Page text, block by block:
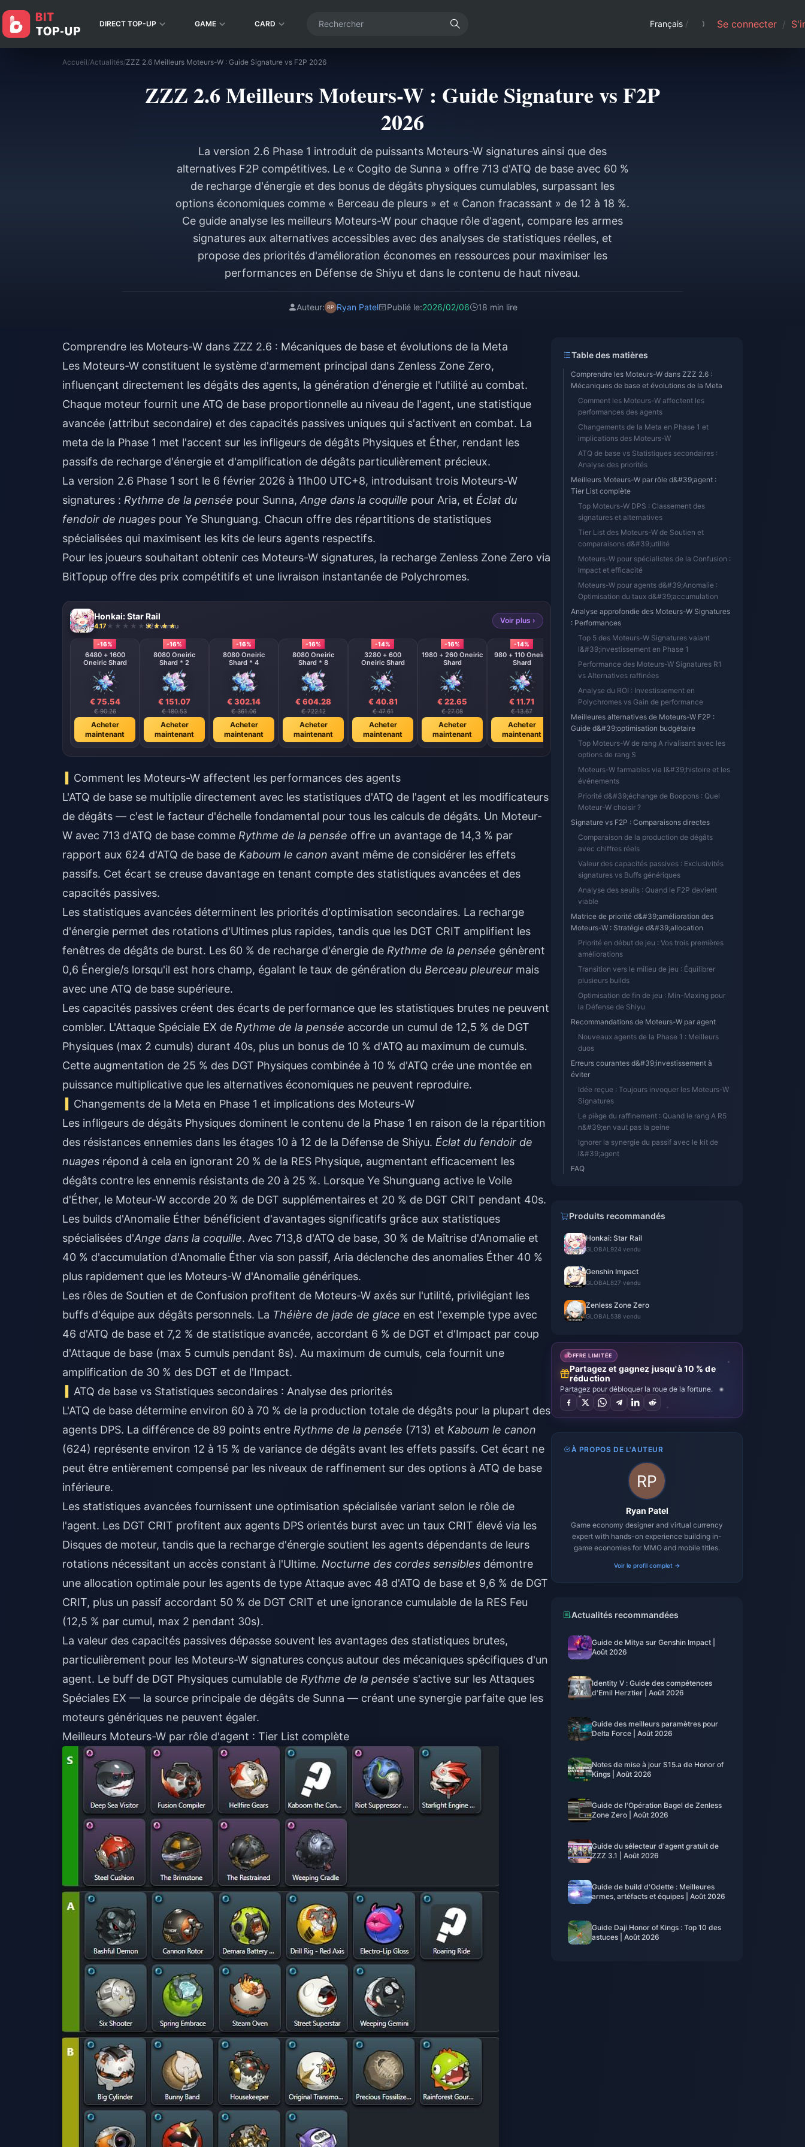
DIRECT TOP-UP GAME CARD Français / Se connecter /
Accueil/Actualités/ZZZ 2.6 Meilleurs Moteurs-W : Guide Signature vs F2P 2026
ZZZ 2.6 Meilleurs Moteurs-W : Guide Signature vs F2P
2026
La version 2.6 Phase 1 introduit de puissants Moteurs-W signatures ainsi que des
alternatives F2P compétitives. Le « Cogito de Sunna » offre 713 d'ATQ de base avec 60 %
de recharge d'énergie et des bonus de dégâts physiques cumulables, surpassant les
options économiques comme « Berceau de pleurs » et « Canon fracassant » de 12 à 18 %.
Ce guide analyse les meilleurs Moteurs-W pour chaque rôle d'agent, compare les armes
signatures aux alternatives accessibles avec des analyses de statistiques réelles, et
propose des priorités d'amélioration économes en ressources pour maximiser les
performances en Défense de Shiyu et dans le contenu de haut niveau.
Auteur: Ryan Patel Publié le:2026/02/06 18 min lire
Comprendre les Moteurs-W dans ZZZ 2.6 : Mécaniques de base et évolutions de la Meta
Les Moteurs-W constituent le système d'armement principal dans Zenless Zone Zero,
influençant directement les dégâts des agents, la génération d'énergie et l'utilité au combat.
Chaque moteur fournit une ATQ de base proportionnelle au niveau de l'agent, une statistique
avancée (attribut secondaire) et des capacités passives uniques qui s'activent en combat. La
meta de la Phase 1 met l'accent sur les infligeurs de dégâts Physiques et Éther, rendant les
passifs de recharge d'énergie et d'amplification de dégâts particulièrement précieux.
La version 2.6 Phase 1 sort le 6 février 2026 à 11h00 UTC+8, introduisant trois Moteurs-W
signatures : Rythme de la pensée pour Sunna, Ange dans la coquille pour Aria, et Éclat du
fendoir de nuages pour Ye Shunguang. Chacun offre des répartitions de statistiques
spécialisées qui maximisent les kits de leurs agents respectifs.
Pour les joueurs souhaitant obtenir ces Moteurs-W signatures, la recharge Zenless Zone Zero via
BitTopup offre des prix compétitifs et une livraison instantanée de Polychromes.
Honkai: Star Rail
4.17 924 vendu
Voir plus ›
-16%
6480 + 1600
Oneiric Shard
€ 75.54
€ 90.26
Acheter
maintenant
-16%
8080 Oneiric
Shard * 2
€ 151.07
€ 180.53
Acheter
maintenant
-16%
8080 Oneiric
Shard * 4
€ 302.14
€ 361.06
Acheter
maintenant
-16%
8080 Oneiric
Shard * 8
€ 604.28
€ 722.12
Acheter
maintenant
-14%
3280 + 600
Oneiric Shard
€ 40.81
€ 47.61
Acheter
maintenant
-16%
1980 + 260 Oneiric
Shard
€ 22.65
€ 27.08
Acheter
maintenant
-14%
980 + 110 Oneiric
Shard
€ 11.71
€ 13.67
Acheter
maintenant
-17%
Express Supply
Pass
€ 3.76
Acheter
-17%
Shard
€ 3.77
Acheter
maintenant
Comment les Moteurs-W affectent les performances des agents
L'ATQ de base se multiplie directement avec les statistiques d'ATQ de l'agent et les modificateurs
de dégâts — c'est le facteur d'échelle fondamental pour tous les calculs de dégâts. Un Moteur-
W avec 713 d'ATQ de base comme Rythme de la pensée offre un avantage de 14,3 % par
rapport aux 624 d'ATQ de base de Kaboum le canon avant même de considérer les effets
passifs. Cet écart se creuse davantage en tenant compte des statistiques avancées et des
capacités passives.
Les statistiques avancées déterminent les priorités d'optimisation secondaires. La recharge
d'énergie permet des rotations d'Ultimes plus rapides, tandis que les DGT CRIT amplifient les
fenêtres de dégâts de burst. Les 60 % de recharge d'énergie de Rythme de la pensée génèrent
0,6 Énergie/s lorsqu'il est hors champ, égalant le taux de génération du Berceau pleureur mais
avec une ATQ de base supérieure.
Les capacités passives créent des écarts de performance que les statistiques brutes ne peuvent
combler. L'Attaque Spéciale EX de Rythme de la pensée accorde un cumul de 12,5 % de DGT
Physiques (max 2 cumuls) durant 40s, plus un bonus de 10 % d'ATQ au maximum de cumuls.
Cette augmentation de 25 % des DGT Physiques combinée à 10 % d'ATQ crée une montée en
puissance multiplicative que les alternatives économiques ne peuvent reproduire.
Changements de la Meta en Phase 1 et implications des Moteurs-W
Les infligeurs de dégâts Physiques dominent le contenu de la Phase 1 en raison de la répartition
des résistances ennemies dans les étages 10 à 12 de la Défense de Shiyu. Éclat du fendoir de
nuages répond à cela en ignorant 20 % de la RES Physique, augmentant efficacement les
dégâts contre les ennemis résistants de 20 à 25 %. Lorsque Ye Shunguang active le Voile
d'Éther, le Moteur-W accorde 20 % de DGT supplémentaires et 20 % de DGT CRIT pendant 40s.
Les builds d'Anomalie Éther bénéficient d'avantages significatifs grâce aux statistiques
spécialisées d'Ange dans la coquille. Avec 713,8 d'ATQ de base, 30 % de Maîtrise d'Anomalie et
40 % d'accumulation d'Anomalie Éther via son passif, Aria déclenche des anomalies Éther 40 %
plus rapidement que les Moteurs-W d'Anomalie génériques.
Les rôles de Soutien et de Confusion profitent de Moteurs-W axés sur l'utilité, privilégiant les
buffs d'équipe aux dégâts personnels. La Théière de jade de glace en est l'exemple type avec
46 d'ATQ de base et 7,2 % de statistique avancée, accordant 6 % de DGT et d'Impact par coup
d'Attaque de base (max 5 cumuls pendant 8s). Au maximum de cumuls, cela fournit une
amplification de 30 % des DGT et de l'Impact.
ATQ de base vs Statistiques secondaires : Analyse des priorités
L'ATQ de base détermine environ 60 à 70 % de la production totale de dégâts pour la plupart des
agents DPS. La différence de 89 points entre Rythme de la pensée (713) et Kaboum le canon
(624) représente environ 12 à 15 % de variance de dégâts avant les effets passifs. Cet écart ne
peut être entièrement compensé par les niveaux de raffinement sur des options à ATQ de base
inférieure.
Les statistiques avancées fournissent une optimisation spécialisée variant selon le rôle de
l'agent. Les DGT CRIT profitent aux agents DPS orientés burst avec un taux CRIT élevé via les
Disques de moteur, tandis que la recharge d'énergie soutient les agents dépendants de leurs
rotations nécessitant un accès constant à l'Ultime. Nocturne des cordes sensibles démontre
une allocation optimale pour les agents de type Attaque avec 48 d'ATQ de base et 9,6 % de DGT
CRIT, plus un passif accordant 50 % de DGT CRIT et une ignorance cumulable de la RES Feu
(12,5 % par cumul, max 2 pendant 30s).
La valeur des capacités passives dépasse souvent les avantages des statistiques brutes,
particulièrement pour les Moteurs-W signatures conçus autour des mécaniques spécifiques d'un
agent. Le buff de DGT Physiques cumulable de Rythme de la pensée s'active sur les Attaques
Spéciales EX — la source principale de dégâts de Sunna — créant une synergie parfaite que les
moteurs génériques ne peuvent égaler.
Meilleurs Moteurs-W par rôle d'agent : Tier List complète
Table des matières
Comprendre les Moteurs-W dans ZZZ 2.6 :
Mécaniques de base et évolutions de la Meta
Comment les Moteurs-W affectent les
performances des agents
Changements de la Meta en Phase 1 et
implications des Moteurs-W
ATQ de base vs Statistiques secondaires :
Analyse des priorités
Meilleurs Moteurs-W par rôle d&#39;agent :
Tier List complète
Top Moteurs-W DPS : Classement des
signatures et alternatives
Tier List des Moteurs-W de Soutien et
comparaisons d&#39;utilité
Moteurs-W pour spécialistes de la Confusion :
Impact et efficacité
Moteurs-W pour agents d&#39;Anomalie :
Optimisation du taux d&#39;accumulation
Analyse approfondie des Moteurs-W Signatures
: Performances
Top 5 des Moteurs-W Signatures valant
l&#39;investissement en Phase 1
Performance des Moteurs-W Signatures R1
vs Alternatives raffinées
Analyse du ROI : Investissement en
Polychromes vs Gain de performance
Meilleures alternatives de Moteurs-W F2P :
Guide d&#39;optimisation budgétaire
Top Moteurs-W de rang A rivalisant avec les
options de rang S
Moteurs-W farmables via l&#39;histoire et les
événements
Priorité d&#39;échange de Boopons : Quel
Moteur-W choisir ?
Signature vs F2P : Comparaisons directes
Comparaison de la production de dégâts
avec chiffres réels
Valeur des capacités passives : Exclusivités
signatures vs Buffs génériques
Analyse des seuils : Quand le F2P devient
viable
Matrice de priorité d&#39;amélioration des
Moteurs-W : Stratégie d&#39;allocation
Priorité en début de jeu : Vos trois premières
améliorations
Transition vers le milieu de jeu : Équilibrer
plusieurs builds
Optimisation de fin de jeu : Min-Maxing pour
la Défense de Shiyu
Recommandations de Moteurs-W par agent
Nouveaux agents de la Phase 1 : Meilleurs
duos
Erreurs courantes d&#39;investissement à
éviter
Idée reçue : Toujours invoquer les Moteurs-W
Signatures
Le piège du raffinement : Quand le rang A R5
n&#39;en vaut pas la peine
Ignorer la synergie du passif avec le kit de
l&#39;agent
FAQ
Produits recommandés
Honkai: Star Rail
GLOBAL 924 vendu
Genshin Impact
GLOBAL 827 vendu
Zenless Zone Zero
GLOBAL 538 vendu
OFFRE LIMITÉE
Partagez et gagnez jusqu'à 10 % de
réduction
Partagez pour débloquer la roue de la fortune.
À PROPOS DE L'AUTEUR
Ryan Patel
Game economy designer and virtual currency
expert with hands-on experience building in-
game economies for MMO and mobile titles.
Voir le profil complet →
Actualités recommandées
Guide de Mitya sur Genshin Impact |
Août 2026
Identity V : Guide des compétences
d'Emil Herztier | Août 2026
Guide des meilleurs paramètres pour
Delta Force | Août 2026
Notes de mise à jour S15.a de Honor of
Kings | Août 2026
Guide de l'Opération Bagel de Zenless
Zone Zero | Août 2026
Guide du sélecteur d'agent gratuit de
ZZZ 3.1 | Août 2026
Guide de build d'Odette : Meilleures
armes, artéfacts et équipes | Août 2026
Guide Daji Honor of Kings : Top 10 des
astuces | Août 2026